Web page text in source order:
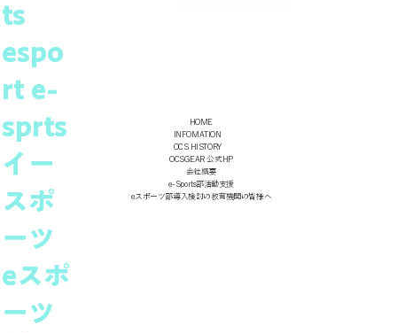
HOME
INFOMATION
OCS HISTORY
OCSGEAR 公式HP
会社概要
e-Sports部活動支援
eスポーツ部導入検討の教育機関の皆様へ
ts
espo
rt e-
sprts
イー
スポ
ーツ
eスポ
ーツ